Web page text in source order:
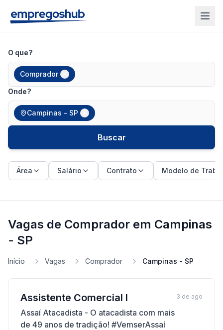
O que?
Comprador
Onde?
Campinas - SP
Buscar
Área Salário Contrato Modelo de
Vagas de Comprador em Campinas
- SP
Início Vagas Comprador Campinas - SP
Assistente Comercial I
Assaí Atacadista - O atacadista com mais
de 49 anos de tradição! #VemserAssaí
3 de ago